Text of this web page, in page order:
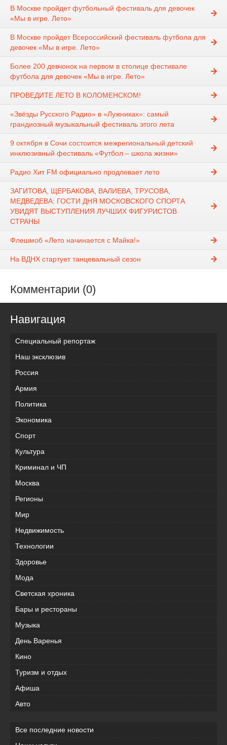
В Москве пройдет футбольный фестиваль для девочек
«Мы в игре. Лето»
В Москве пройдет Всероссийский фестиваль футбола для
девочек «Мы в игре. Лето»
Более 200 девчонок на первом в столице фестивале
футбола для девочек «Мы в игре. Лето»
ПРОВЕДИТЕ ЛЕТО В КОЛОМЕНСКОМ!
«Звёзды Русского Радио» в «Лужниках»: самый
грандиозный музыкальный фестиваль этого лета
9 октября в Сочи состоится межрегиональный детский
инклюзивный фестиваль «Футбол – школа жизни»
Радио Хит FM официально продлевает лето
ЗАГИТОВА, ЩЕРБАКОВА, ВАЛИЕВА, ТРУСОВА,
МЕДВЕДЕВА: ГОСТИ ДНЯ МОСКОВСКОГО СПОРТА
УВИДЯТ ВЫСТУПЛЕНИЯ ЛУЧШИХ ФИГУРИСТОВ
СТРАНЫ
Флешмоб «Лето начинается с Майка!»
На ВДНХ стартует танцевальный сезон
Комментарии (0)
Навигация
Специальный репортаж
Наш эксклюзив
Россия
Армия
Политика
Экономика
Спорт
Культура
Криминал и ЧП
Москва
Регионы
Мир
Недвижимость
Технологии
Здоровье
Мода
Светская хроника
Бары и рестораны
Музыка
День Варенья
Кино
Туризм и отдых
Афиша
Авто
Все последние новости